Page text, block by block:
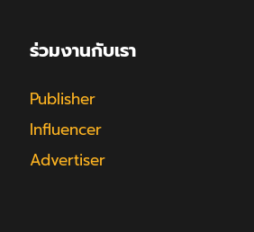
ร่วมงานกับเรา
Publisher
Influencer
Advertiser